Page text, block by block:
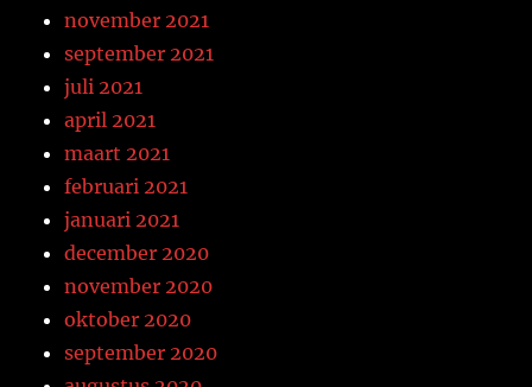
november 2021
september 2021
juli 2021
april 2021
maart 2021
februari 2021
januari 2021
december 2020
november 2020
oktober 2020
september 2020